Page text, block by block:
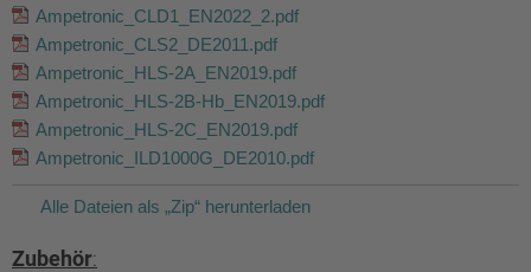
Ampetronic_CLD1_EN2022_2.pdf
Ampetronic_CLS2_DE2011.pdf
Ampetronic_HLS-2A_EN2019.pdf
Ampetronic_HLS-2B-Hb_EN2019.pdf
Ampetronic_HLS-2C_EN2019.pdf
Ampetronic_ILD1000G_DE2010.pdf
Alle Dateien als „Zip“ herunterladen
Zubehör: